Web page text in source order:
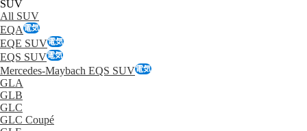
SUV
All SUV
EQA電気
EQE SUV電気
EQS SUV電気
Mercedes-Maybach EQS SUV電気
GLA
GLB
GLC
GLC Coupé